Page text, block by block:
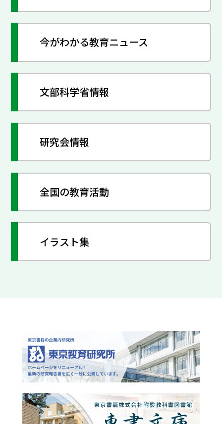
今がわかる教育ニュース
文部科学省情報
研究会情報
全国の教育活動
イラスト集